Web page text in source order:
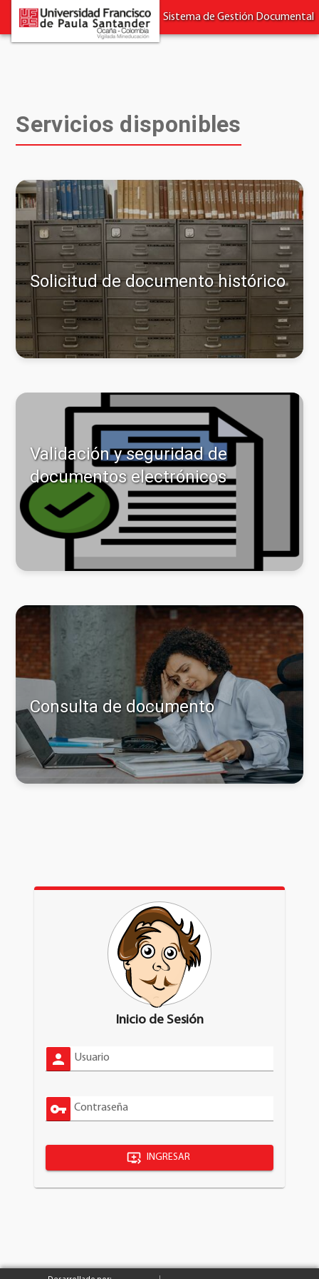
Sistema de Gestión Documental
Servicios disponibles
Solicitud de documento histórico
Validación y seguridad de
documentos electrónicos
Consulta de documento
Inicio de Sesión
Usuario
Contraseña
INGRESAR